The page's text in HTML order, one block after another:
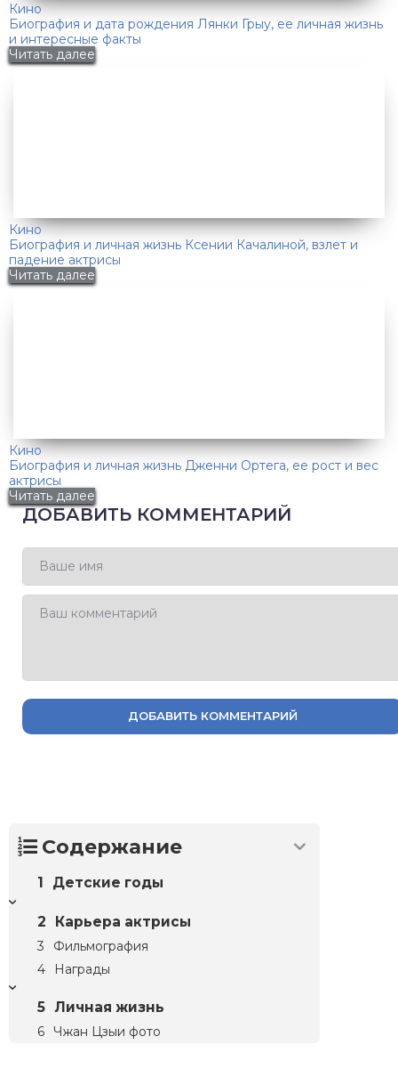
Кино
Биография и дата рождения Лянки Грыу, ее личная жизнь
и интересные факты
Читать далее
Кино
Биография и личная жизнь Ксении Качалиной, взлет и
падение актрисы
Читать далее
Кино
Биография и личная жизнь Дженни Ортега, ее рост и вес
актрисы
Читать далее
ДОБАВИТЬ КОММЕНТАРИЙ
ДОБАВИТЬ КОММЕНТАРИЙ
Содержание
Детские годы
Карьера актрисы
Фильмография
Награды
Личная жизнь
Чжан Цзыи фото